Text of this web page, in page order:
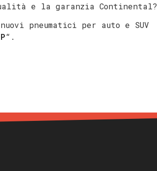
e la garanzia Continental?
pneumatici per auto e SUV
“.